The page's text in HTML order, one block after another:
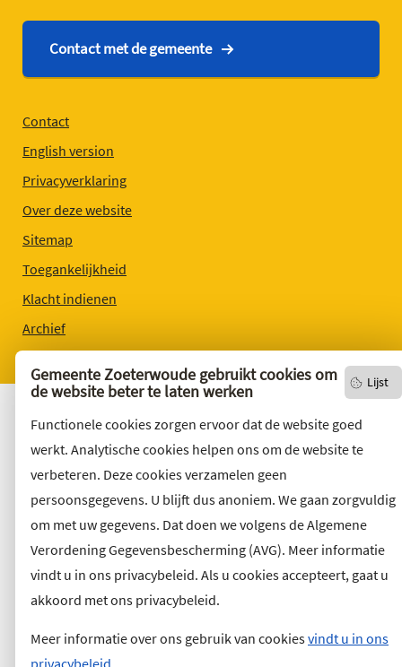
Lijst
Gemeente Zoeterwoude gebruikt cookies om
de website beter te laten werken
Functionele cookies zorgen ervoor dat de website goed
werkt. Analytische cookies helpen ons om de website te
verbeteren. Deze cookies verzamelen geen
persoonsgegevens. U blijft dus anoniem. We gaan zorgvuldig
om met uw gegevens. Dat doen we volgens de Algemene
Verordening Gegevensbescherming (AVG). Meer informatie
vindt u in ons privacybeleid. Als u cookies accepteert, gaat u
akkoord met ons privacybeleid.
Meer informatie over ons gebruik van cookiesvindt u in ons
privacybeleid.
Contact met de gemeente
Contact
English version
Privacyverklaring
Over deze website
Sitemap
Toegankelijkheid
Klacht indienen
Archief